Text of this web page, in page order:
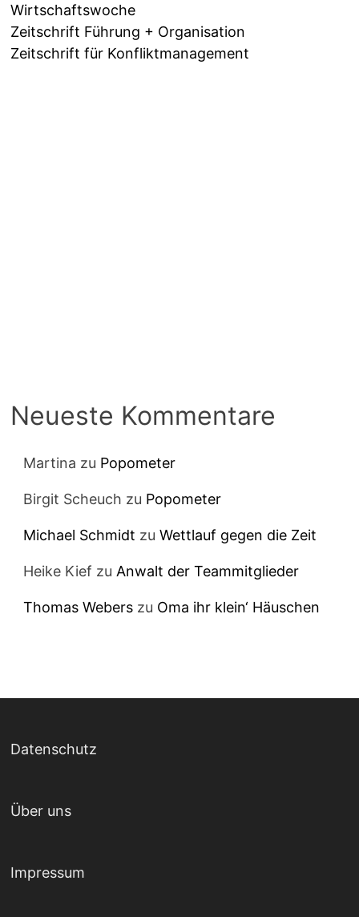
Wirtschaftswoche
Zeitschrift Führung + Organisation
Zeitschrift für Konfliktmanagement
Neueste Kommentare
Martina zu Popometer
Birgit Scheuch zu Popometer
Michael Schmidt zuWettlauf gegen die Zeit
Heike Kief zuAnwalt der Teammitglieder
Thomas Webers zu Oma ihr klein‘ Häuschen
Datenschutz
Über uns
Impressum